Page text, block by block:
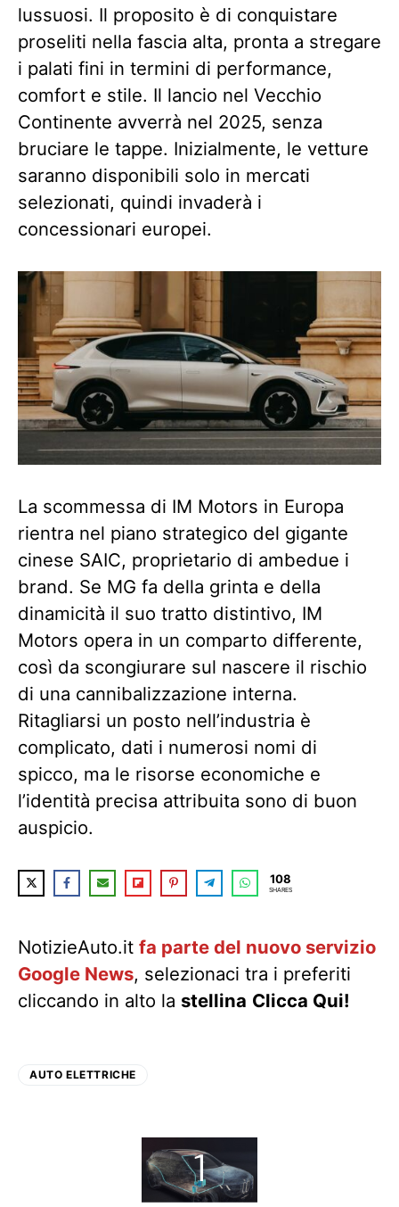
lussuosi. Il proposito è di conquistare
proseliti nella fascia alta, pronta a stregare
i palati fini in termini di performance,
comfort e stile. Il lancio nel Vecchio
Continente avverrà nel 2025, senza
bruciare le tappe. Inizialmente, le vetture
saranno disponibili solo in mercati
selezionati, quindi invaderà i
concessionari europei.
La scommessa di IM Motors in Europa
rientra nel piano strategico del gigante
cinese SAIC, proprietario di ambedue i
brand. Se MG fa della grinta e della
dinamicità il suo tratto distintivo, IM
Motors opera in un comparto differente,
così da scongiurare sul nascere il rischio
di una cannibalizzazione interna.
Ritagliarsi un posto nell’industria è
complicato, dati i numerosi nomi di
spicco, ma le risorse economiche e
l’identità precisa attribuita sono di buon
auspicio.
108
SHARES
NotizieAuto.it fa parte del nuovo servizio
Google News, selezionaci tra i preferiti
cliccando in alto la stellina Clicca Qui!
AUTO ELETTRICHE